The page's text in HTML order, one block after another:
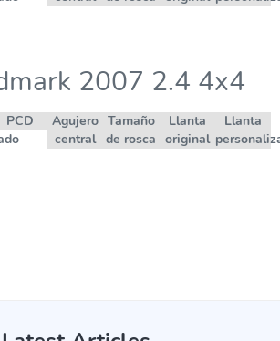
2007 2.4 4x4
PCD
Agujero
central
Tamaño
de rosca
Llanta
original
Llanta